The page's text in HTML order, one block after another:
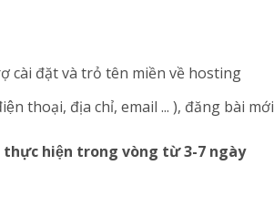
cài đặt và trỏ tên miền về hosting
thoại, địa chỉ, email ... ), đăng bài mới
thực hiện trong vòng từ 3-7 ngày